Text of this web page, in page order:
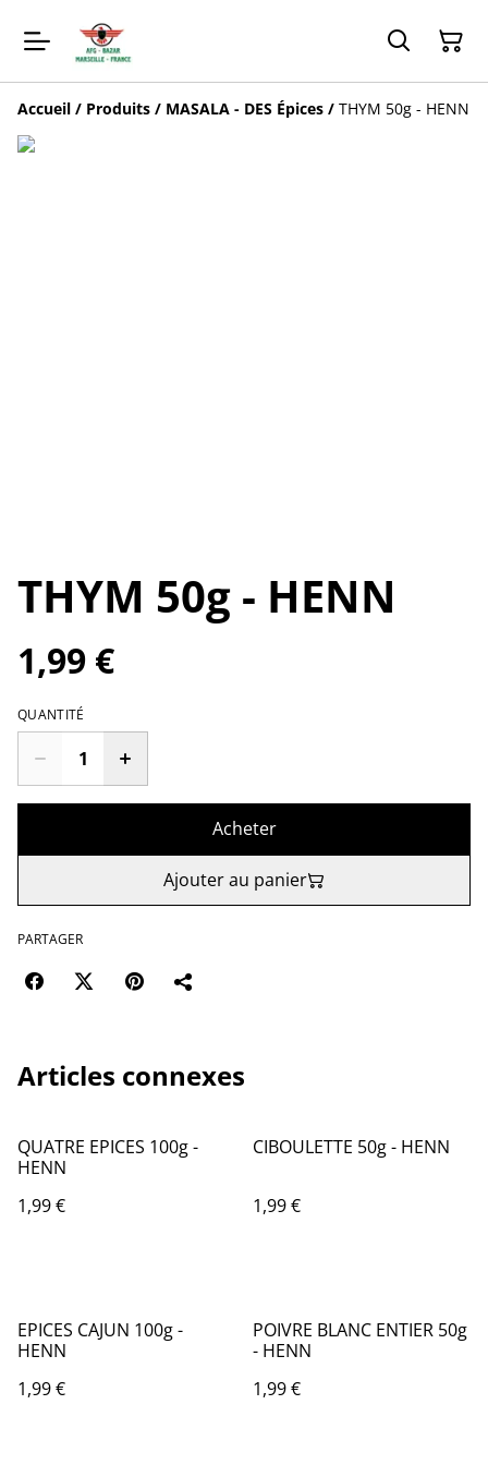
Accueil / Produits / MASALA - DES Épices / THYM 50g - HENN
THYM 50g - HENN
1,99 €
QUANTITÉ
Acheter
Ajouter au panier
PARTAGER
Articles connexes
QUATRE EPICES 100g -
HENN
1,99 €
CIBOULETTE 50g - HENN
1,99 €
EPICES CAJUN 100g -
HENN
1,99 €
POIVRE BLANC ENTIER 50g
- HENN
1,99 €